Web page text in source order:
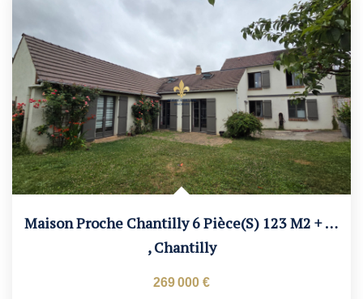
Maison Proche Chantilly 6 Pièce(s) 123 M2 + Garage 2 VL
,Chantilly
269 000 €